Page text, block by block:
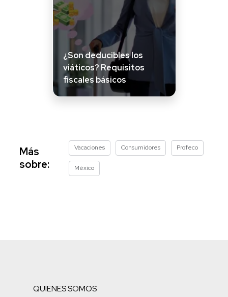
¿Son deducibles los
viáticos? Requisitos
fiscales básicos
Más
sobre:
Vacaciones Consumidores Profeco
México
QUIENES SOMOS